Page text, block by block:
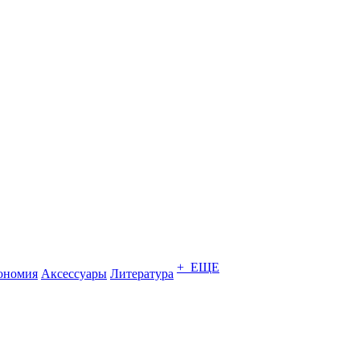
Аксессуары Литература + ЕЩЕ